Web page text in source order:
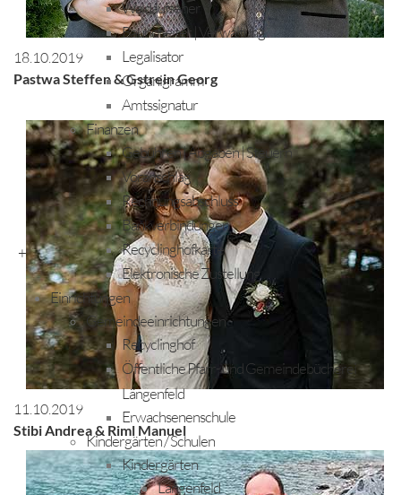
Waldaufseher
Bauhofleiter | Verwaltung
Legalisator
Organigramm
Amtssignatur
Finanzen
Gebühren | Abgaben | Steuern
Voranschlag
Rechnungsabschluss
Bankverbindungen
Recyclinghofkarte
Elektronische Zustellung
Einrichtungen
Gemeindeeinrichtungen
Recyclinghof
Öffentliche Pfarr- und Gemeindebücherei
Längenfeld
Erwachsenenschule
Kindergärten / Schulen
Kindergärten
Längenfeld
18.10.2019
Pastwa Steffen & Gstrein Georg
+
11.10.2019
Stibi Andrea & Riml Manuel